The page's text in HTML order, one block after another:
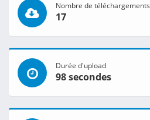
Nombre de téléchargements
17
Durée d'upload
98 secondes